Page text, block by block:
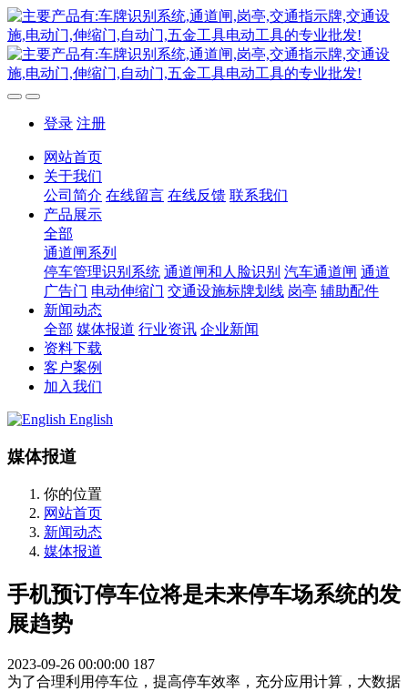
登录 注册
网站首页
关于我们
公司简介 在线留言 在线反馈 联系我们
产品展示
全部
通道闸系列
停车管理识别系统 通道闸和人脸识别 汽车通道闸 通道
广告门 电动伸缩门 交通设施标牌划线 岗亭 辅助配件
新闻动态
全部 媒体报道 行业资讯 企业新闻
资料下载
客户案例
加入我们
English
媒体报道
你的位置
网站首页
新闻动态
媒体报道
手机预订停车位将是未来停车场系统的发
展趋势
2023-09-26 00:00:00 187
为了合理利用停车位，提高停车效率，充分应用计算，大数据